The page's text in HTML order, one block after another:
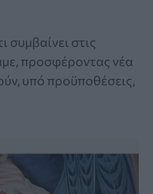
συμβαίνει στις
προσφέροντας νέα
υπό προϋποθέσεις,